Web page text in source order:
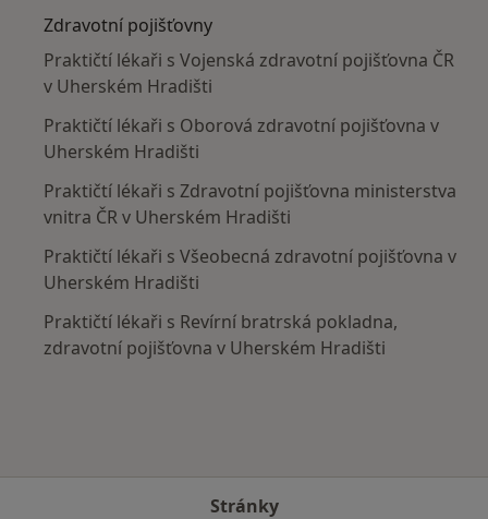
Zdravotní pojišťovny
Praktičtí lékaři s Vojenská zdravotní pojišťovna ČR
v Uherském Hradišti
Praktičtí lékaři s Oborová zdravotní pojišťovna v
Uherském Hradišti
Praktičtí lékaři s Zdravotní pojišťovna ministerstva
vnitra ČR v Uherském Hradišti
Praktičtí lékaři s Všeobecná zdravotní pojišťovna v
Uherském Hradišti
Praktičtí lékaři s Revírní bratrská pokladna,
zdravotní pojišťovna v Uherském Hradišti
Stránky